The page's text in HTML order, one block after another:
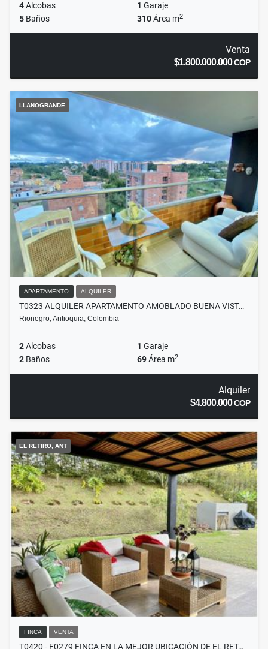
4Alcobas 1 Garaje
5 Baños 310Área m2
Venta
$1.800.000.000COP
LLANOGRANDE
APARTAMENTO ALQUILER
T0323 ALQUILER APARTAMENTO AMOBLADO BUENA VIST…
Rionegro, Antioquia, Colombia
2Alcobas 1 Garaje
2 Baños 69Área m2
Alquiler
$4.800.000COP
EL RETIRO, ANT
FINCA VENTA
T0420 - F0279 FINCA EN LA MEJOR UBICACIÓN DE EL RET…